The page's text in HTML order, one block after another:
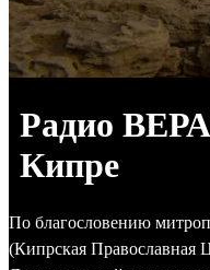
Радио
Кипре
По благословению
(Кипрская Православная